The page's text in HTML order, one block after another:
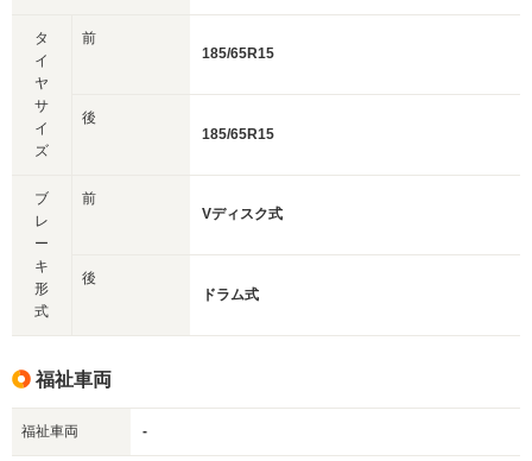
タ
イ
ヤ
サ
イ
ズ
前
185/65R15
後
185/65R15
ブ
レ
ー
キ
形
式
前
Vディスク式
後
ドラム式
福祉車両
福祉車両 -